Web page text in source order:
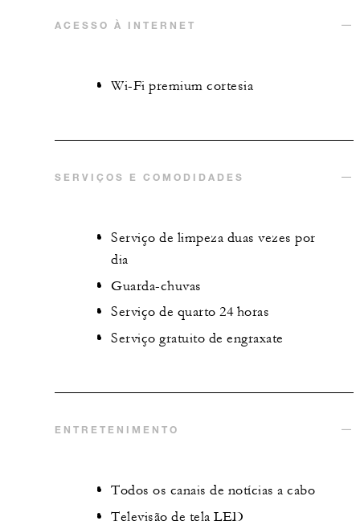
ACESSO À INTERNET
Wi-Fi premium cortesia
SERVIÇOS E COMODIDADES
Serviço de limpeza duas vezes por
dia
Guarda-chuvas
Serviço de quarto 24 horas
Serviço gratuito de engraxate
ENTRETENIMENTO
Todos os canais de notícias a cabo
Televisão de tela LED